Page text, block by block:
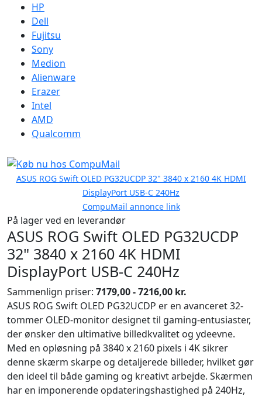
HP
Dell
Fujitsu
Sony
Medion
Alienware
Erazer
Intel
AMD
Qualcomm
ASUS ROG Swift OLED PG32UCDP 32" 3840 x 2160 4K HDMI
DisplayPort USB-C 240Hz
CompuMail annonce link
På lager ved en leverandør
ASUS ROG Swift OLED PG32UCDP
32" 3840 x 2160 4K HDMI
DisplayPort USB-C 240Hz
Sammenlign priser: 7179,00 - 7216,00 kr.
ASUS ROG Swift OLED PG32UCDP er en avanceret 32-
tommer OLED-monitor designet til gaming-entusiaster,
der ønsker den ultimative billedkvalitet og ydeevne.
Med en opløsning på 3840 x 2160 pixels i 4K sikrer
denne skærm skarpe og detaljerede billeder, hvilket gør
den ideel til både gaming og kreativt arbejde. Skærmen
har en imponerende opdateringshastighed på 240Hz,